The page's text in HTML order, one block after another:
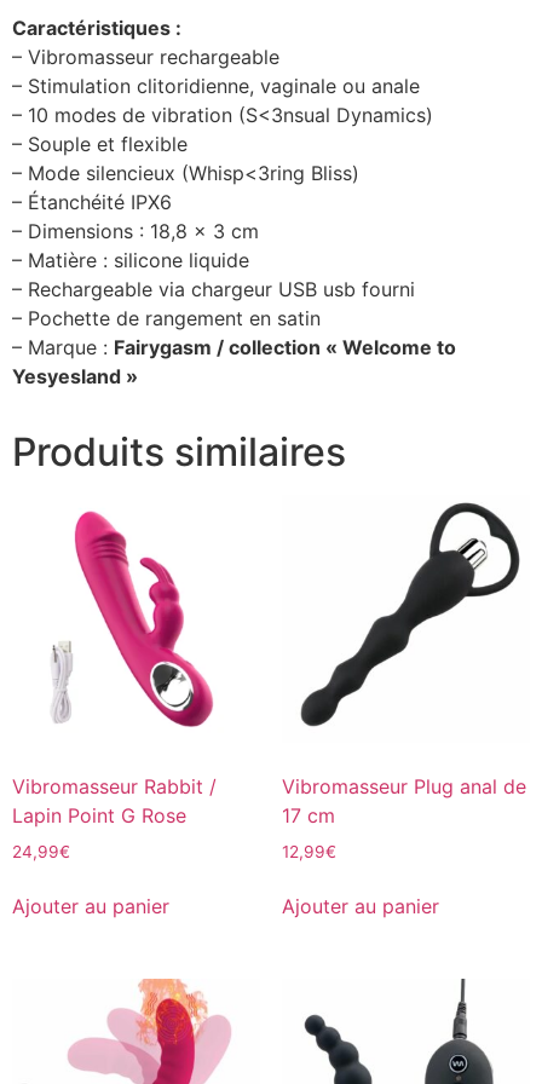
Caractéristiques :
– Vibromasseur rechargeable
– Stimulation clitoridienne, vaginale ou anale
– 10 modes de vibration (S<3nsual Dynamics)
– Souple et flexible
– Mode silencieux (Whisp<3ring Bliss)
– Étanchéité IPX6
– Dimensions : 18,8 x 3 cm
– Matière : silicone liquide
– Rechargeable via chargeur USB usb fourni
– Pochette de rangement en satin
– Marque : Fairygasm / collection « Welcome to
Yesyesland »
Produits similaires
Vibromasseur Rabbit /
Lapin Point G Rose
24,99€
Ajouter au panier
Vibromasseur Plug anal de
17 cm
12,99€
Ajouter au panier